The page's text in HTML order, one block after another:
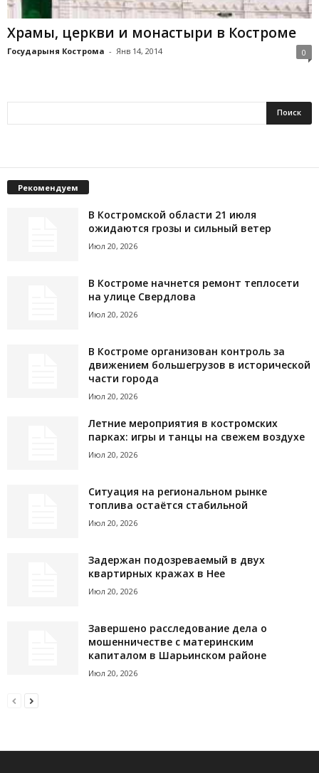
Храмы, церкви и монастыри в Костроме
Государыня Кострома - Янв 14, 2014 0
Рекомендуем
В Костромской области 21 июля
ожидаются грозы и сильный ветер
Июл 20, 2026
В Костроме начнется ремонт теплосети
на улице Свердлова
Июл 20, 2026
В Костроме организован контроль за
движением большегрузов в исторической
части города
Июл 20, 2026
Летние мероприятия в костромских
парках: игры и танцы на свежем воздухе
Июл 20, 2026
Ситуация на региональном рынке
топлива остаётся стабильной
Июл 20, 2026
Задержан подозреваемый в двух
квартирных кражах в Нее
Июл 20, 2026
Завершено расследование дела о
мошенничестве с материнским
капиталом в Шарьинском районе
Июл 20, 2026